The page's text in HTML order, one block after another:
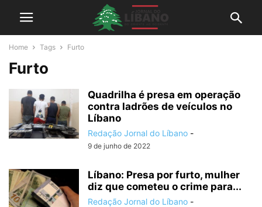
Home Tags Furto
Furto
Quadrilha é presa em operação
contra ladrões de veículos no
Líbano
Redação Jornal do Líbano -
9 de junho de 2022
Líbano: Presa por furto, mulher
diz que cometeu o crime para...
Redação Jornal do Líbano -